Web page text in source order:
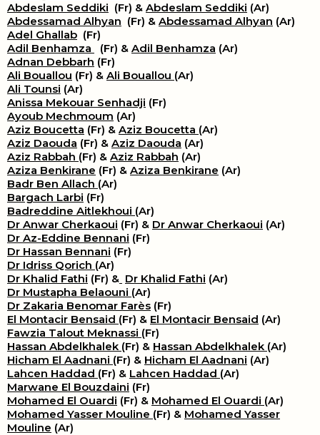
Abdeslam Seddiki (Fr) & Abdeslam Seddiki (Ar)
Abdessamad Alhyan (Fr) & Abdessamad Alhyan (Ar)
Adel Ghallab (Fr)
Adil Benhamza
(Fr) & Adil Benhamza (Ar)
Adnan Debbarh (Fr)
Ali Bouallou (Fr) & Ali Bouallou (Ar)
Ali Tounsi (Ar)
Anissa Mekouar Senhadji (Fr)
Ayoub Mechmoum (Ar)
Aziz Boucetta (Fr) & Aziz Boucetta (Ar)
Aziz Daouda (Fr) & Aziz Daouda (Ar)
Aziz Rabbah (Fr) & Aziz Rabbah (Ar)
Aziza Benkirane (Fr) & Aziza Benkirane (Ar)
Badr Ben Allach (Ar)
Bargach Larbi (Fr)
Badreddine Aitlekhoui (Ar)
Dr Anwar Cherkaoui (Fr) & Dr Anwar Cherkaoui (Ar)
Dr Az-Eddine Bennani (Fr)
Dr Hassan Bennani (Fr)
Dr Idriss Qorich (Ar)
Dr Khalid Fathi (Fr) & Dr Khalid Fathi (Ar)
Dr Mustapha Belaouni (Ar)
Dr Zakaria Benomar Farès (Fr)
El Montacir Bensaid (Fr) & El Montacir Bensaid (Ar)
Fawzia Talout Meknassi (Fr)
Hassan Abdelkhalek (Fr) & Hassan Abdelkhalek (Ar)
Hicham El Aadnani (Fr) & Hicham El Aadnani (Ar)
Lahcen Haddad (Fr) & Lahcen Haddad (Ar)
Marwane El Bouzdaini (Fr)
Mohamed El Ouardi (Fr) & Mohamed El Ouardi (Ar)
Mohamed Yasser Mouline (Fr) & Mohamed Yasser
Mouline (Ar)